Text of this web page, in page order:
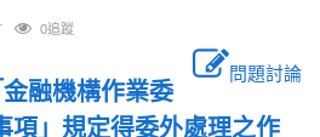
0追蹤
問題討論
融機構作業委
項」規定得委外處理之作